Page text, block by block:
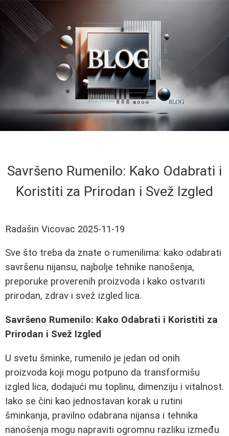
Savršeno Rumenilo: Kako Odabrati i
Koristiti za Prirodan i Svež Izgled
Radašin Vicovac 2025-11-19
Sve što treba da znate o rumenilima: kako odabrati
savršenu nijansu, najbolje tehnike nanošenja,
preporuke proverenih proizvoda i kako ostvariti
prirodan, zdrav i svež izgled lica.
Savršeno Rumenilo: Kako Odabrati i Koristiti za
Prirodan i Svež Izgled
U svetu šminke, rumenilo je jedan od onih
proizvoda koji mogu potpuno da transformišu
izgled lica, dodajući mu toplinu, dimenziju i vitalnost.
Iako se čini kao jednostavan korak u rutini
šminkanja, pravilno odabrana nijansa i tehnika
nanošenja mogu napraviti ogromnu razliku između